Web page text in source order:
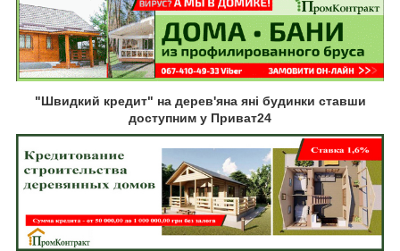
"Швидкий кредит" на дерев'яна яні будинки ставши
доступним у Приват24